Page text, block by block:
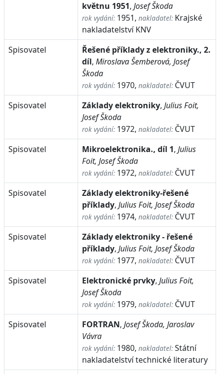
květnu 1951, Josef Škoda
rok vydání: 1951, nakladatel: Krajské
nakladatelství KNV
Spisovatel
Řešené příklady z elektroniky., 2.
díl, Miroslava Šemberová, Josef
Škoda
rok vydání: 1970, nakladatel: ČVUT
Spisovatel
Základy elektroniky, Julius Foit,
Josef Škoda
rok vydání: 1972, nakladatel: ČVUT
Spisovatel
Mikroelektronika., díl 1, Julius
Foit, Josef Škoda
rok vydání: 1972, nakladatel: ČVUT
Spisovatel
Základy elektroniky-řešené
příklady, Julius Foit, Josef Škoda
rok vydání: 1974, nakladatel: ČVUT
Spisovatel
Základy elektroniky - řešené
příklady, Julius Foit, Josef Škoda
rok vydání: 1977, nakladatel: ČVUT
Spisovatel
Elektronické prvky, Julius Foit,
Josef Škoda
rok vydání: 1979, nakladatel: ČVUT
Spisovatel
FORTRAN, Josef Škoda, Jaroslav
Vávra
rok vydání: 1980, nakladatel: Státní
nakladatelství technické literatury